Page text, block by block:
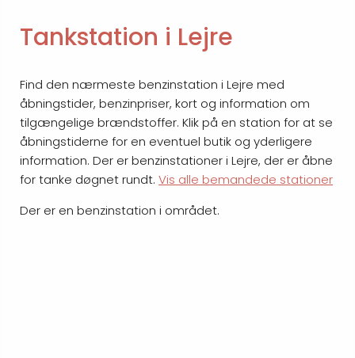
Tankstation i Lejre
Find den nærmeste benzinstation i Lejre med
åbningstider, benzinpriser, kort og information om
tilgængelige brændstoffer. Klik på en station for at se
åbningstiderne for en eventuel butik og yderligere
information. Der er benzinstationer i Lejre, der er åbne
for tanke døgnet rundt. Vis alle bemandede stationer
Der er en benzinstation i området.